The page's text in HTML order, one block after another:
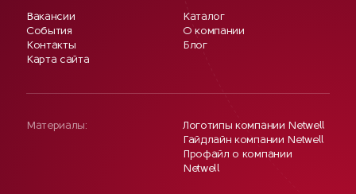
Вакансии
События
Контакты
Карта сайта
Каталог
О компании
Блог
Материалы:
Логотипы компании Netwell
Гайдлайн компании Netwell
Профайл о компании
Netwell